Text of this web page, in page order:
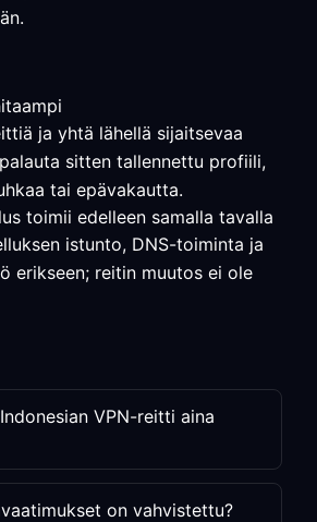
ja yhtä lähellä sijaitsevaa
sitten tallennettu profiili,
tai epävakautta.
toimii edelleen samalla tavalla
istunto, DNS-toiminta ja
erikseen; reitin muutos ei ole
VPN-reitti aina
on vahvistettu?